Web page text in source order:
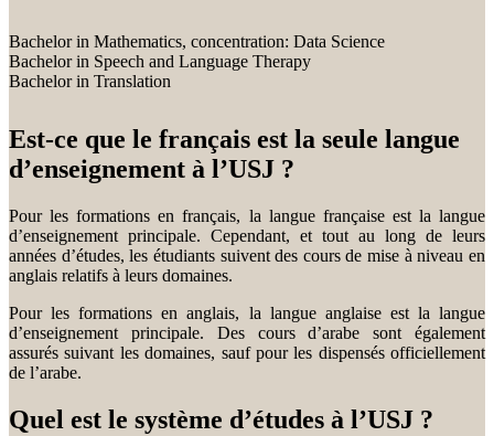
Bachelor in Mathematics, concentration: Data Science
Bachelor in Speech and Language Therapy
Bachelor in Translation
Est-ce que le français est la seule langue
d’enseignement à l’USJ ?
Pour les formations en français, la langue française est la langue
d’enseignement principale. Cependant, et tout au long de leurs
années d’études, les étudiants suivent des cours de mise à niveau en
anglais relatifs à leurs domaines.
Pour les formations en anglais, la langue anglaise est la langue
d’enseignement principale. Des cours d’arabe sont également
assurés suivant les domaines, sauf pour les dispensés officiellement
de l’arabe.
Quel est le système d’études à l’USJ ?